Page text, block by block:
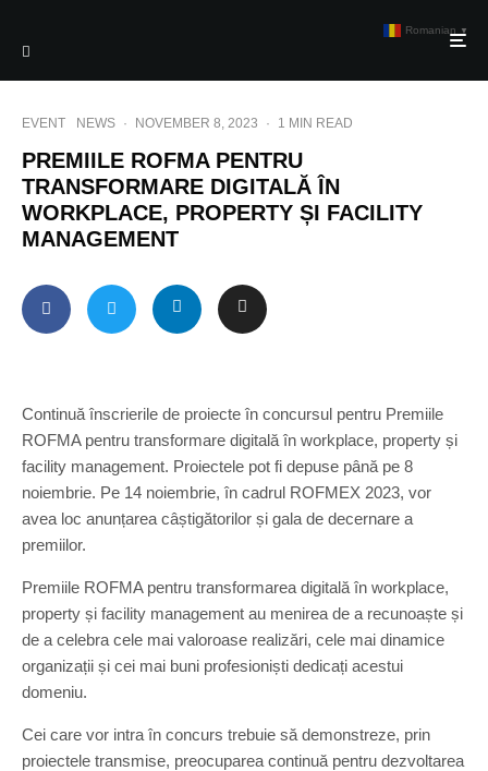
EVENT NEWS · NOVEMBER 8, 2023 · 1 MIN READ
PREMIILE ROFMA PENTRU
TRANSFORMARE DIGITALĂ ÎN
WORKPLACE, PROPERTY ȘI FACILITY
MANAGEMENT
Continuă înscrierile de proiecte în concursul pentru Premiile
ROFMA pentru transformare digitală în workplace, property și
facility management. Proiectele pot fi depuse până pe 8
noiembrie. Pe 14 noiembrie, în cadrul ROFMEX 2023, vor
avea loc anunțarea câștigătorilor și gala de decernare a
premiilor.
Premiile ROFMA pentru transformarea digitală în workplace,
property și facility management au menirea de a recunoaște și
de a celebra cele mai valoroase realizări, cele mai dinamice
organizații și cei mai buni profesioniști dedicați acestui
domeniu.
Cei care vor intra în concurs trebuie să demonstreze, prin
proiectele transmise, preocuparea continuă pentru dezvoltarea
Romanian ▼